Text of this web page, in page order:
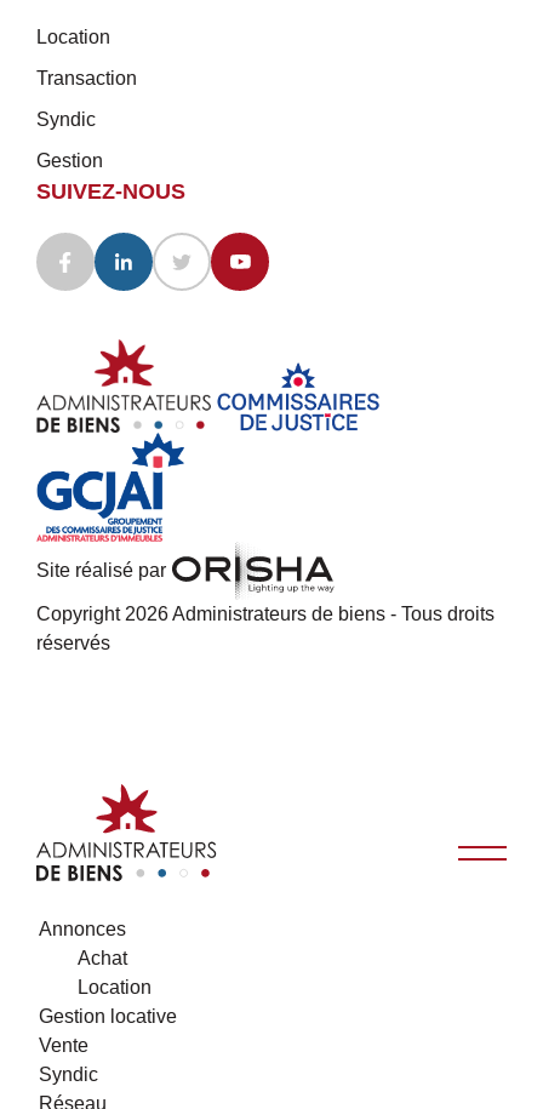
Location
Transaction
Syndic
Gestion
SUIVEZ-NOUS
Site réalisé par
Copyright 2026 Administrateurs de biens - Tous droits
réservés
Annonces
Achat
Location
Gestion locative
Vente
Syndic
Réseau